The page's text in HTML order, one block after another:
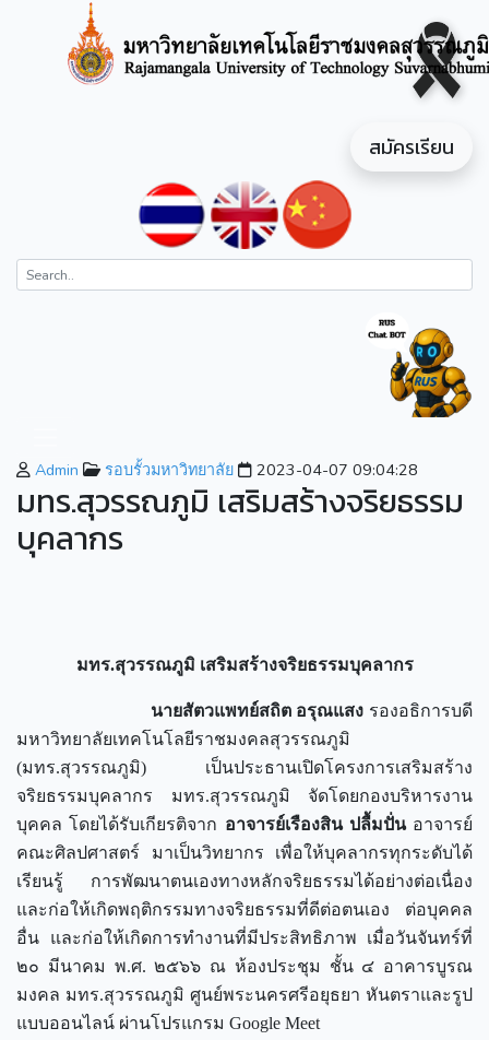
สมัครเรียน
Admin รอบรั้วมหาวิทยาลัย 2023-04-07 09:04:28
มทร.สุวรรณภูมิ เสริมสร้างจริยธรรม
บุคลากร
มทร.สุวรรณภูมิ เสริมสร้างจริยธรรมบุคลากร
นายสัตวแพทย์สถิต อรุณแสง รองอธิการบดี
มหาวิทยาลัยเทคโนโลยีราชมงคลสุวรรณภูมิ
(มทร.สุวรรณภูมิ) เป็นประธานเปิดโครงการเสริมสร้าง
จริยธรรมบุคลากร มทร.สุวรรณภูมิ จัดโดยกองบริหารงาน
บุคคล โดยได้รับเกียรติจาก อาจารย์เรืองสิน ปลื้มปั่นอาจารย์
คณะศิลปศาสตร์ มาเป็นวิทยากร เพื่อให้บุคลากรทุกระดับได้
เรียนรู้ การพัฒนาตนเองทางหลักจริยธรรมได้อย่างต่อเนื่อง
และก่อให้เกิดพฤติกรรมทางจริยธรรมที่ดีต่อตนเอง ต่อบุคคล
อื่น และก่อให้เกิดการทำงานที่มีประสิทธิภาพ เมื่อวันจันทร์ที่
๒๐ มีนาคม พ.ศ. ๒๕๖๖ ณ ห้องประชุม ชั้น ๔ อาคารบูรณ
มงคล มทร.สุวรรณภูมิ ศูนย์พระนครศรีอยุธยา หันตราและรูป
แบบออนไลน์ ผ่านโปรแกรม Google Meet